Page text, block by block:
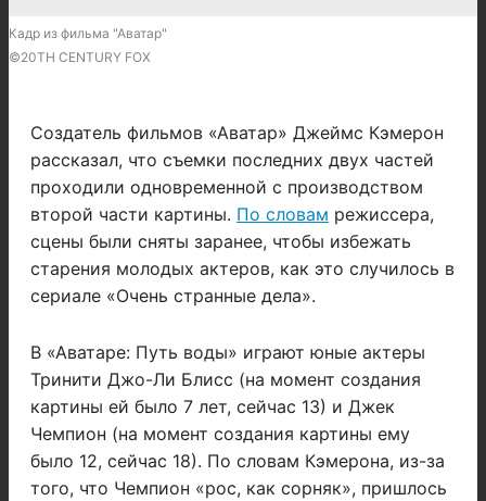
Кадр из фильма "Аватар"
©20TH CENTURY FOX
Создатель фильмов «Аватар» Джеймс Кэмерон
рассказал, что съемки последних двух частей
проходили одновременной с производством
второй части картины. По словам режиссера,
сцены были сняты заранее, чтобы избежать
старения молодых актеров, как это случилось в
сериале «Очень странные дела».
В «Аватаре: Путь воды» играют юные актеры
Тринити Джо-Ли Блисс (на момент создания
картины ей было 7 лет, сейчас 13) и Джек
Чемпион (на момент создания картины ему
было 12, сейчас 18). По словам Кэмерона, из-за
того, что Чемпион «рос, как сорняк», пришлось